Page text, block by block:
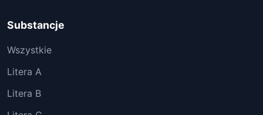
Substancje
Wszystkie
Litera A
Litera B